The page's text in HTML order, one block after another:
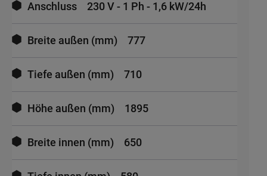
Anschluss 230 V - 1 Ph - 1,6 kW/24h
Breite außen (mm) 777
Tiefe außen (mm) 710
Höhe außen (mm) 1895
Breite innen (mm) 650